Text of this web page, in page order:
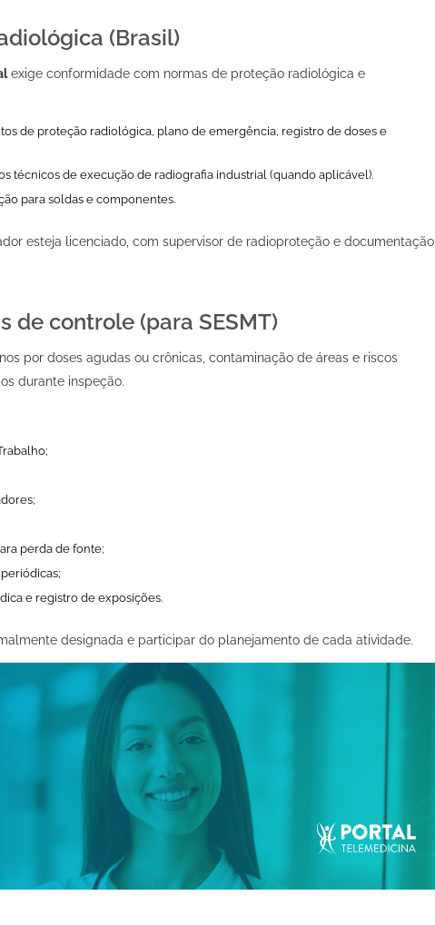
(Brasil)
exige conformidade com normas de proteção radiológica e
de proteção radiológica, plano de emergência, registro de doses e
técnicos de execução de radiografia industrial (quando aplicável).
para soldas e componentes.
esteja licenciado, com supervisor de radioproteção e documentação
de controle (para SESMT)
por doses agudas ou crônicas, contaminação de áreas e riscos
durante inspeção.
perda de fonte;
e registro de exposições.
designada e participar do planejamento de cada atividade.